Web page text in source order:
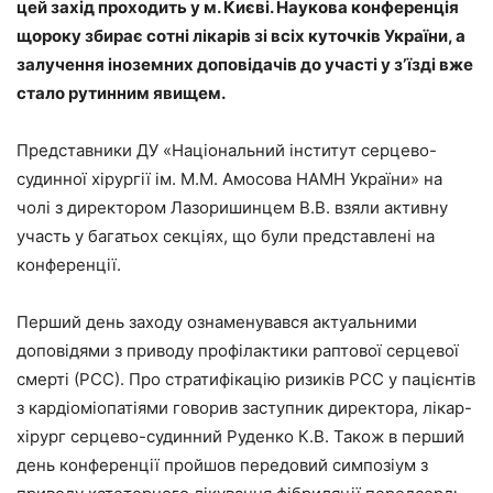
цей захід проходить у м. Києві. Наукова конференція
щороку збирає сотні лікарів зі всіх куточків України, а
залучення іноземних доповідачів до участі у зʼїзді вже
стало рутинним явищем.
Представники ДУ «Національний інститут серцево-
судинної хірургії ім. М.М. Амосова НАМН України» на
чолі з директором Лазоришинцем В.В. взяли активну
участь у багатьох секціях, що були представлені на
конференції.
Перший день заходу ознаменувався актуальними
доповідями з приводу профілактики раптової серцевої
смерті (РСС). Про стратифікацію ризиків РСС у пацієнтів
з кардіоміопатіями говорив заступник директора, лікар-
хірург серцево-судинний Руденко К.В. Також в перший
день конференції пройшов передовий симпозіум з